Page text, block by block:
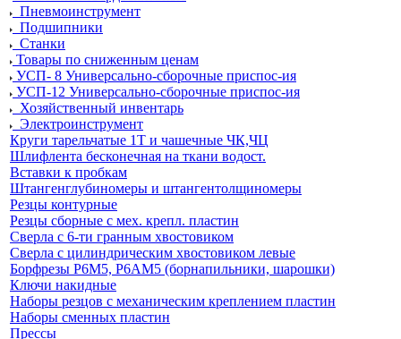
Пневмоинструмент
Подшипники
Станки
Товары по сниженным ценам
УСП- 8 Универсально-сборочные приспос-ия
УСП-12 Универсально-сборочные приспос-ия
Хозяйственный инвентарь
Электроинструмент
Круги тарельчатые 1Т и чашечные ЧК,ЧЦ
Шлифлента бесконечная на ткани водост.
Вставки к пробкам
Штангенглубиномеры и штангентолщиномеры
Резцы контурные
Резцы сборные с мех. крепл. пластин
Сверла с 6-ти гранным хвостовиком
Сверла с цилиндрическим хвостовиком левые
Борфрезы Р6М5, Р6АМ5 (борнапильники, шарошки)
Ключи накидные
Наборы резцов с механическим креплением пластин
Наборы сменных пластин
Прессы